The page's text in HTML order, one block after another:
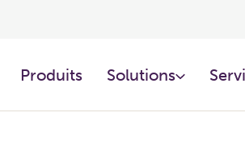
Produits Solutions